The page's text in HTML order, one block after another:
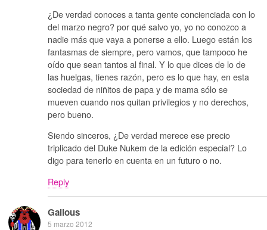
¿De verdad conoces a tanta gente concienciada con lo
del marzo negro? por qué salvo yo, yo no conozco a
nadie más que vaya a ponerse a ello. Luego están los
fantasmas de siempre, pero vamos, que tampoco he
oído que sean tantos al final. Y lo que dices de lo de
las huelgas, tienes razón, pero es lo que hay, en esta
sociedad de niñitos de papa y de mama sólo se
mueven cuando nos quitan privilegios y no derechos,
pero bueno.
Siendo sinceros, ¿De verdad merece ese precio
triplicado del Duke Nukem de la edición especial? Lo
digo para tenerlo en cuenta en un futuro o no.
Reply
Galious
5 marzo 2012